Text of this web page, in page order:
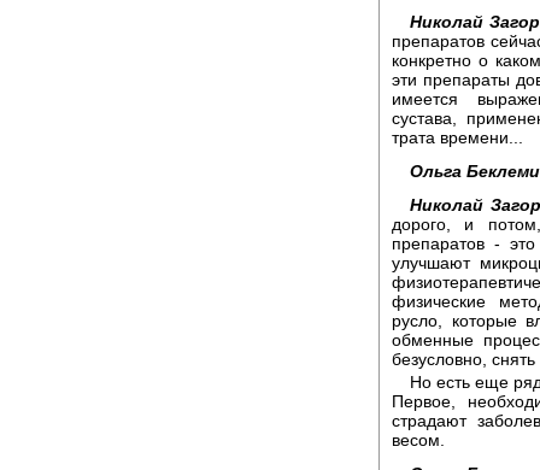
Николай
препаратов
конкретно о
эти препараты
имеется
сустава,
трата времени...
Ольга
Николай
дорого, и
препаратов -
улучшают
физические
русло, которые
обменные
безусловно,
Но есть еще
Первое,
страдают
весом.